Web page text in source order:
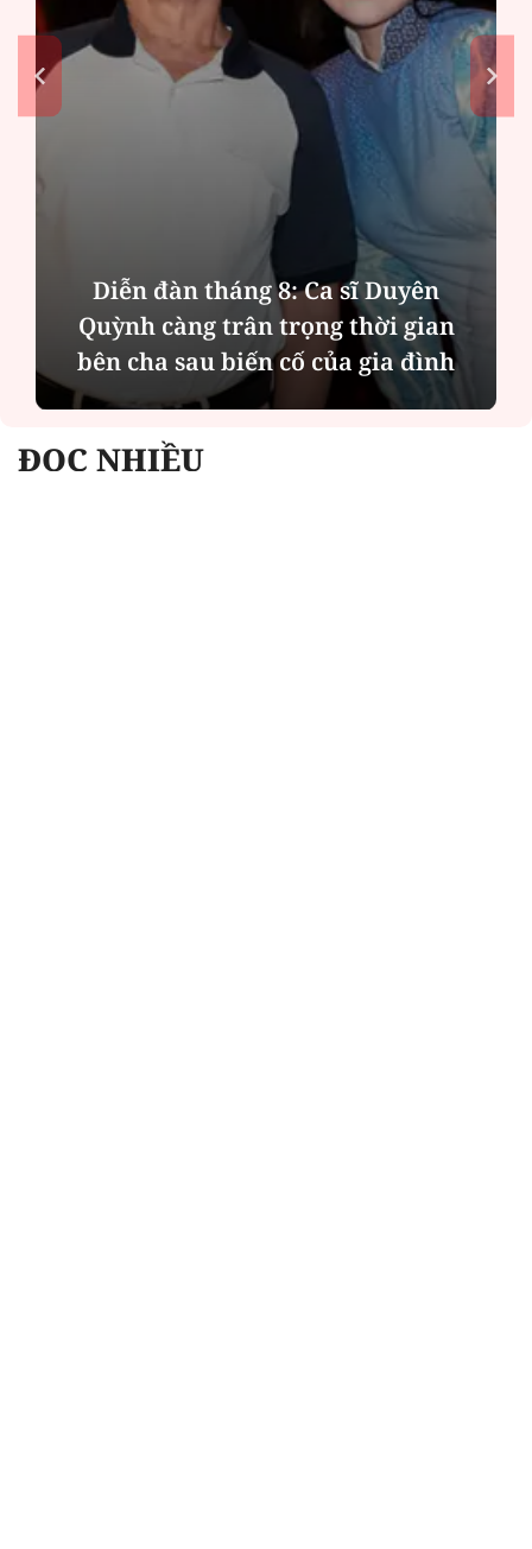
Phân tích tính 2 mặt của thương vụ
MBBank "rót" hơn 8.800 tỷ đồng cho
Phát Đạt
ĐỌC NHIỀU